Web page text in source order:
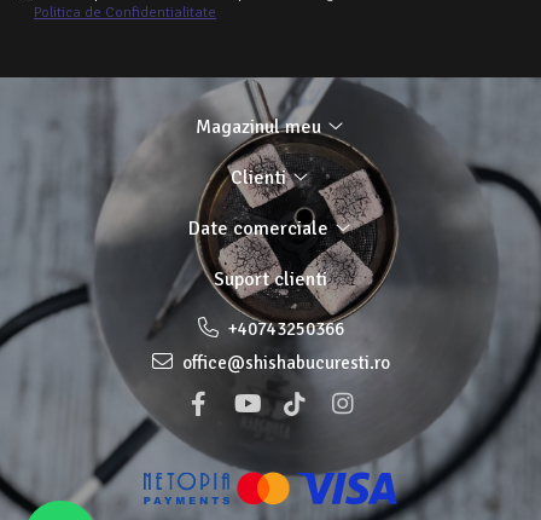
Politica de Confidentialitate
Magazinul meu
Clienti
Date comerciale
Suport clienti
+40743250366
office@shishabucuresti.ro